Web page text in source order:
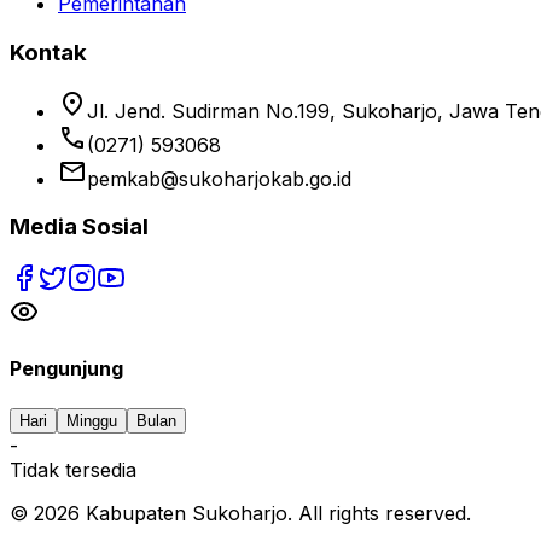
Kontak
location_on Jl. Jend. Sudirman No.199, Sukoharjo, Jawa
phone (0271) 593068
emailpemkab@sukoharjokab.go.id
Media Sosial
Pengunjung
Hari Minggu Bulan
-
Tidak tersedia
© 2026 Kabupaten Sukoharjo. All rights reserved.